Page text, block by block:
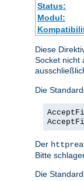
Status:
Modul:
Diese
Socket nicht
Die
Der
Bitte
Die